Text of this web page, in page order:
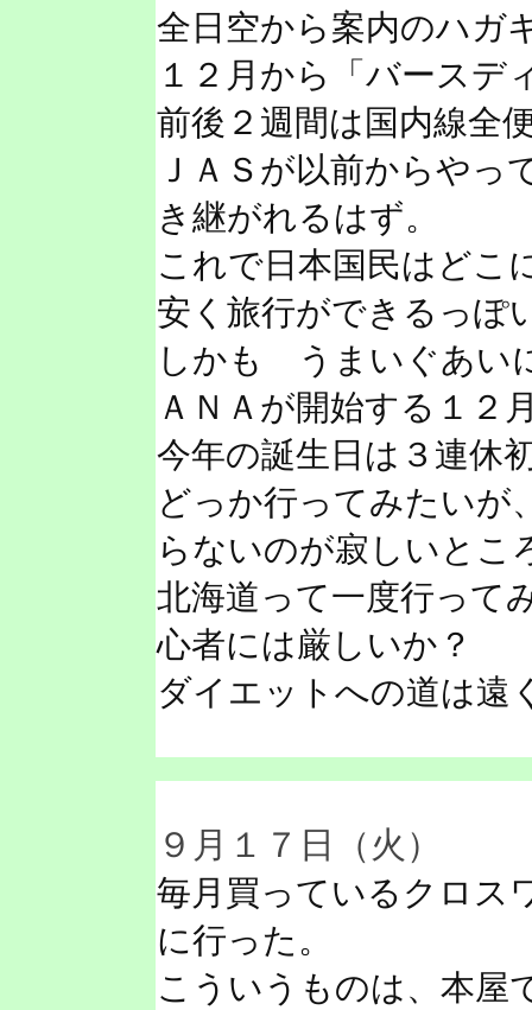
全日空から案内のハガ
１２月から「バースデ
前後２週間は国内線全
ＪＡＳが以前からやっ
き継がれるはず。
これで日本国民はどこ
安く旅行ができるっぽ
しかも うまいぐあ
ＡＮＡが開始する１２
今年の誕生日は３連休
どっか行ってみたいが
らないのが寂しいとこ
北海道って一度行って
心者には厳しいか？
ダイエットへの道は遠
９月１７日（火）
毎月買っているクロス
に行った。
こういうものは、本屋